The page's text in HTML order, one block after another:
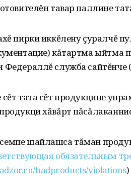
тавар паллине
пирки иккĕлену çуралчĕ
кăтартма ыйтма
Федераллĕ служба сайтĕнче
тата сĕт продукцине
хăвăрт
шайлашса тăман
обязательным
badproducts/violations